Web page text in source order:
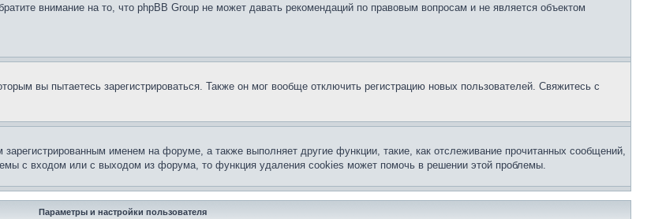
внимание на то, что phpBB Group не может давать рекомендаций по правовым вопросам и не является объектом
вы пытаетесь зарегистрироваться. Также он мог вообще отключить регистрацию новых пользователей. Свяжитесь с
именем на форуме, а также выполняет другие функции, такие, как отслеживание прочитанных сообщений,
с входом или с выходом из форума, то функция удаления cookies может помочь в решении этой проблемы.
Параметры и настройки пользователя